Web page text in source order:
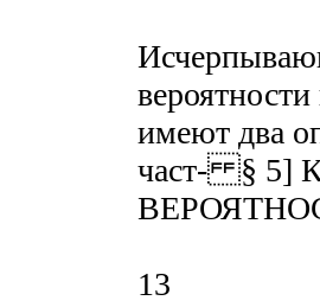
имеют два
част- § 5]
13